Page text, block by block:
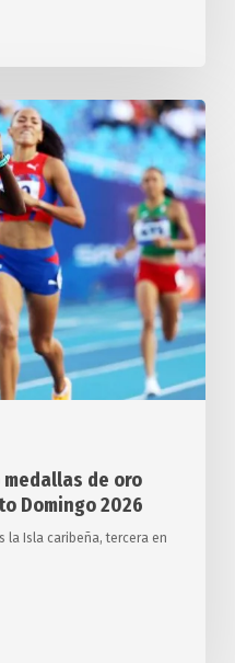
medallas de oro
Domingo 2026
la Isla caribeña, tercera en